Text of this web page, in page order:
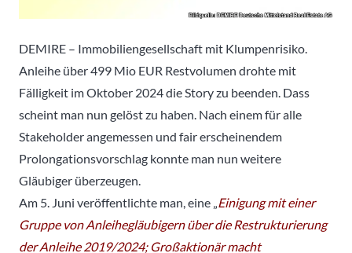
DEMIRE – Immobiliengesellschaft mit Klumpenrisiko.
Anleihe über 499 Mio EUR Restvolumen drohte mit
Fälligkeit im Oktober 2024 die Story zu beenden. Dass
scheint man nun gelöst zu haben. Nach einem für alle
Stakeholder angemessen und fair erscheinendem
Prolongationsvorschlag konnte man nun weitere
Gläubiger überzeugen.
Am 5. Juni veröffentlichte man, eine „Einigung mit einer
Gruppe von Anleihegläubigern über die Restrukturierung
der Anleihe 2019/2024; Großaktionär macht